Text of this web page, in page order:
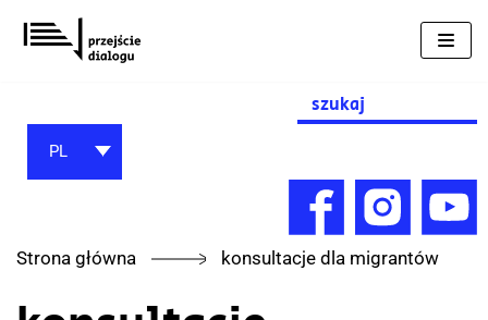
Przejdź
do
Search
for:
PL
Strona główna konsultacje dla migrantów